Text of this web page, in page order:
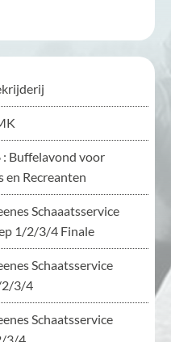
Buffelavond voor
en Recreanten
Schaaatsservice
1/2/3/4 Finale
Schaatsservice
2/3/4
Schaatsservice